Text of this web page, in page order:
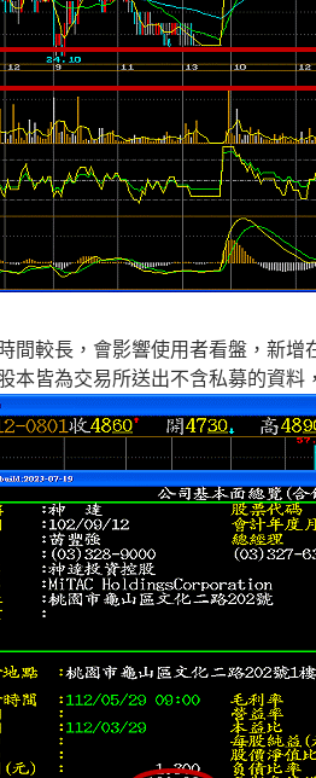
間較長，會影響使用者看盤，新增
本皆為交易所送出不含私募的資